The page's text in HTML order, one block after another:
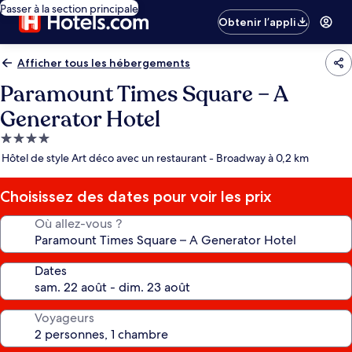
Passer à la section principale
Obtenir l’appli
Afficher tous les hébergements
Paramount Times Square – A
Generator Hotel
Hébergement
4.0 étoiles
Hôtel de style Art déco avec un restaurant - Broadway à 0,2 km
Choisissez des dates pour voir les prix
Où allez-vous ?
Dates
Voyageurs